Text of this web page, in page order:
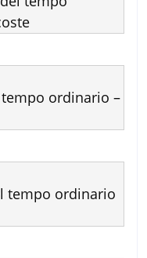
ordinario –
tempo ordinario